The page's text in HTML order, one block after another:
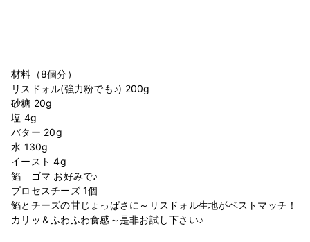
材料（8個分）
リスドォル(強力粉でも♪) 200g
砂糖 20g
塩 4g
バター 20g
水 130g
イースト 4g
餡 ゴマ お好みで♪
プロセスチーズ 1個
餡とチーズの甘じょっぱさに～リスドォル生地がベストマッチ！
カリッ＆ふわふわ食感～是非お試し下さい♪